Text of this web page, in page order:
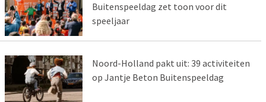
Buitenspeeldag zet toon voor dit
speeljaar
Noord-Holland pakt uit: 39 activiteiten
op Jantje Beton Buitenspeeldag